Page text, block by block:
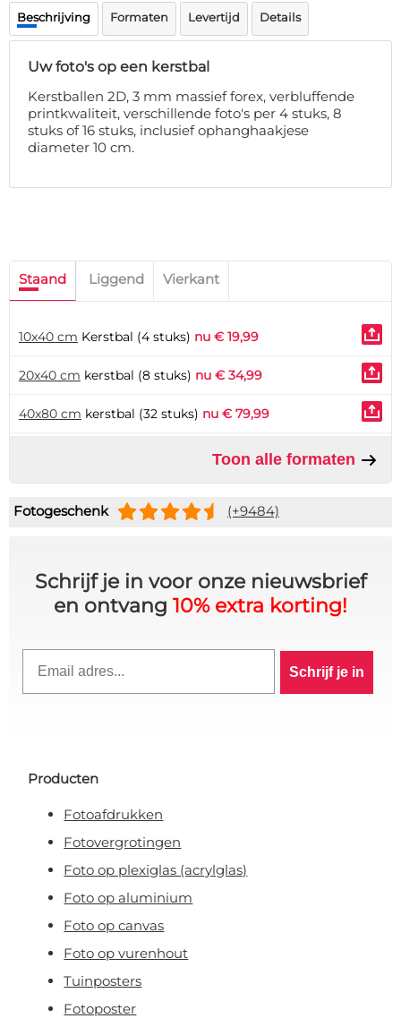
Deurmat
Vloermat
Over ons
Levertijden
Inloggen
WhatsApp
Beschrijving Formaten Levertijd Details
Uw foto's op een kerstbal
Kerstballen 2D, 3 mm massief forex, verbluffende
printkwaliteit, verschillende foto's per 4 stuks, 8
stuks of 16 stuks, inclusief ophanghaakjese
diameter 10 cm.
Staand Liggend Vierkant
10x40 cm Kerstbal (4 stuks) nu € 19,99
20x40 cm kerstbal (8 stuks) nu € 34,99
40x80 cm kerstbal (32 stuks) nu € 79,99
Toon alle formaten
Fotogeschenk (+9484)
Schrijf je in voor onze nieuwsbrief
en ontvang 10% extra korting!
Schrijf je in
Producten
Fotoafdrukken
Fotovergrotingen
Foto op plexiglas (acrylglas)
Foto op aluminium
Foto op canvas
Foto op vurenhout
Tuinposters
Fotoposter